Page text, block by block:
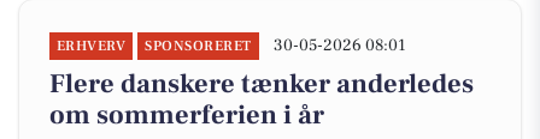
ERHVERV SPONSORERET 30-05-2026 08:01
Flere danskere tænker anderledes
om sommerferien i år